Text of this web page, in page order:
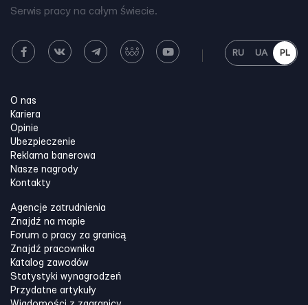
Serwis pracy na całym świecie.
RU UA PL
O nas
Kariera
Opinie
Ubezpieczenie
Reklama banerowa
Nasze nagrody
Kontakty
Agencje zatrudnienia
Znajdź na mapie
Forum o pracy za granicą
Znajdź pracownika
Katalog zawodów
Statystyki wynagrodzeń
Przydatne artykuły